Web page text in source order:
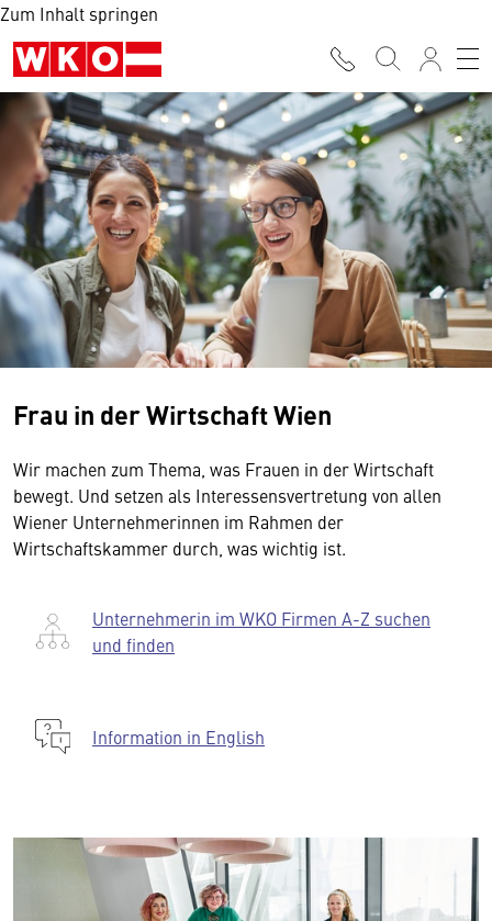
Zum Inhalt springen
Frau in der Wirtschaft Wien
Wir machen zum Thema, was Frauen in der Wirtschaft
bewegt. Und setzen als Interessensvertretung von allen
Wiener Unternehmerinnen im Rahmen der
Wirtschaftskammer durch, was wichtig ist.
Unternehmerin im WKO Firmen A-Z suchen
und finden
Information in English